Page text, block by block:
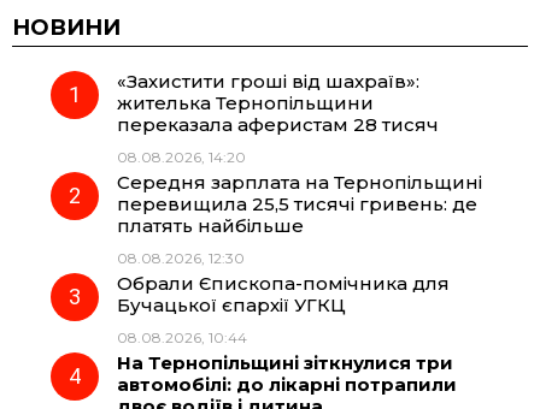
c
e
o
k
e
r
a
t
A
НОВИНИ
«Захистити гроші від шахраїв»:
жителька Тернопільщини
переказала аферистам 28 тисяч
08.08.2026, 14:20
Середня зарплата на Тернопільщині
перевищила 25,5 тисячі гривень: де
платять найбільше
08.08.2026, 12:30
Обрали Єпископа-помічника для
Бучацької єпархії УГКЦ
08.08.2026, 10:44
На Тернопільщині зіткнулися три
автомобілі: до лікарні потрапили